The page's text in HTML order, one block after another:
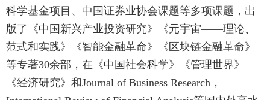
科学基金项目、中国证券业协会课题等多项课题，出
版了《中国新兴产业投资研究》《元宇宙——理论、
范式和实践》《智能金融革命》《区块链金融革命》
等专著30余部，在《中国社会科学》《管理世界》
《经济研究》和Journal of Business Research，